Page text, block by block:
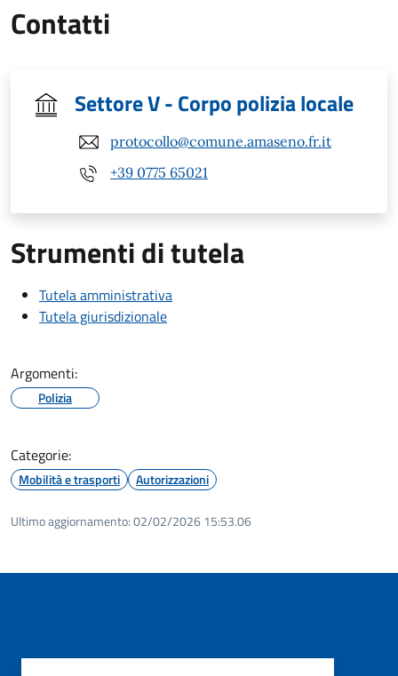
Contatti
Settore V - Corpo polizia locale
protocollo@comune.amaseno.fr.it
+39 0775 65021
Strumenti di tutela
Tutela amministrativa
Tutela giurisdizionale
Argomenti:
Polizia
Categorie:
Mobilità e trasporti Autorizzazioni
Ultimo aggiornamento:02/02/2026 15:53.06